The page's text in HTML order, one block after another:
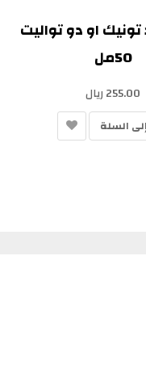
تونيك او دو تواليت
50مل
255.00 ريال
السلة